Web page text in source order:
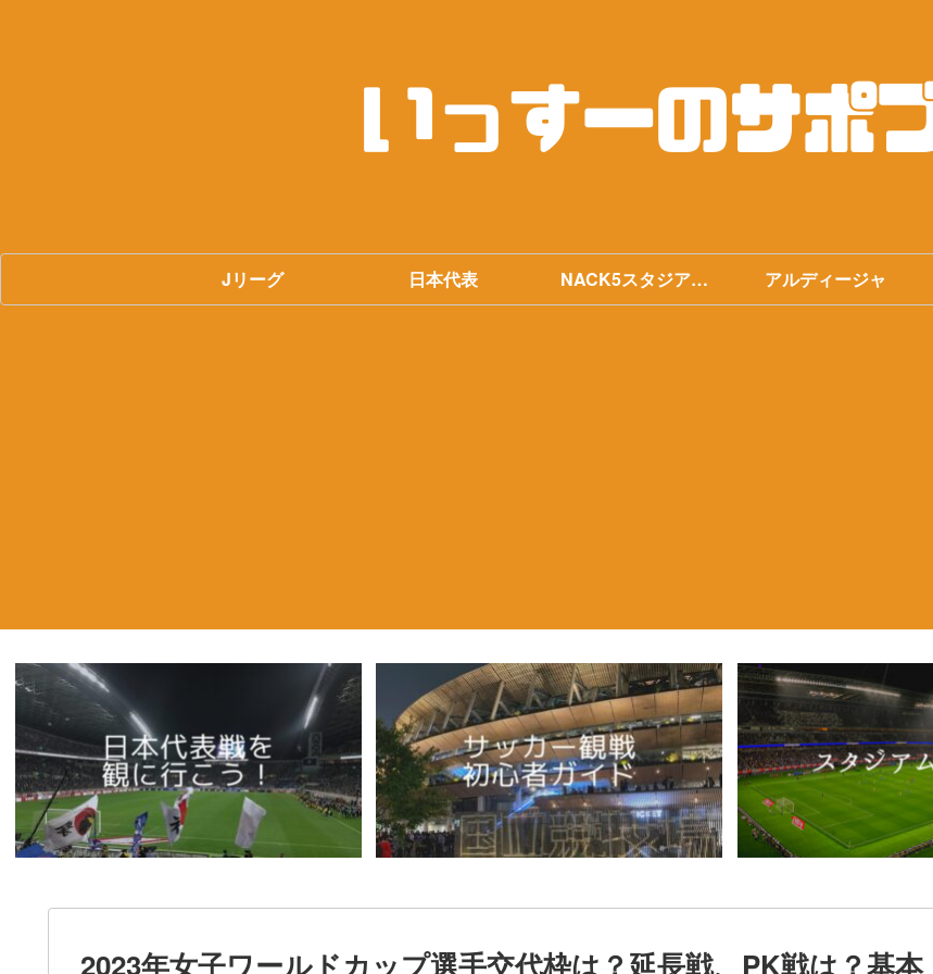
Jリーグ 日本代表
NACK5スタジアム
まとめ
アルディージャ
2023年女子ワールドカップ選手交代枠は？延長戦、PK戦は？基本